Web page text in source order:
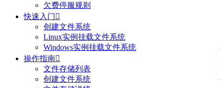
欠费停服规则
快速入门 
创建文件系统
Linux实例挂载文件系统
Windows实例挂载文件系统
操作指南
文件存储列表
创建文件系统